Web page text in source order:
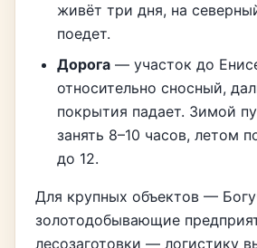
живёт три дня, на
поедет.
Дорога — участок до
относительно сносный,
покрытия падает. Зимой
занять 8–10 часов, летом
до 12.
Для крупных объектов —
золотодобывающие
лесозаготовки — логистику